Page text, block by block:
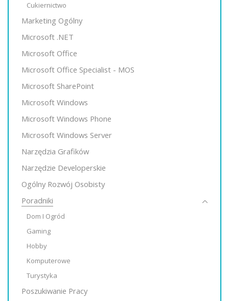
Cukiernictwo
Marketing Ogólny
Microsoft .NET
Microsoft Office
Microsoft Office Specialist - MOS
Microsoft SharePoint
Microsoft Windows
Microsoft Windows Phone
Microsoft Windows Server
Narzędzia Grafików
Narzędzie Developerskie
Ogólny Rozwój Osobisty
Poradniki
Dom I Ogród
Gaming
Hobby
Komputerowe
Turystyka
Poszukiwanie Pracy